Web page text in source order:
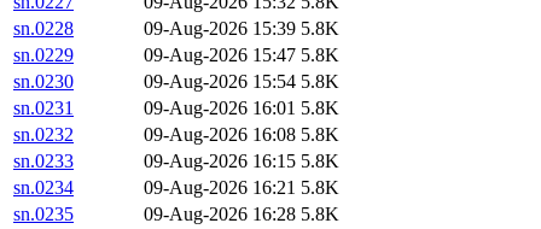
sn.0228
09-Aug-2026 15:39 5.8K
sn.0229
09-Aug-2026 15:47 5.8K
sn.0230
09-Aug-2026 15:54 5.8K
sn.0231
09-Aug-2026 16:01 5.8K
sn.0232
09-Aug-2026 16:08 5.8K
sn.0233
09-Aug-2026 16:15 5.8K
sn.0234
09-Aug-2026 16:21 5.8K
sn.0235
09-Aug-2026 16:28 5.8K